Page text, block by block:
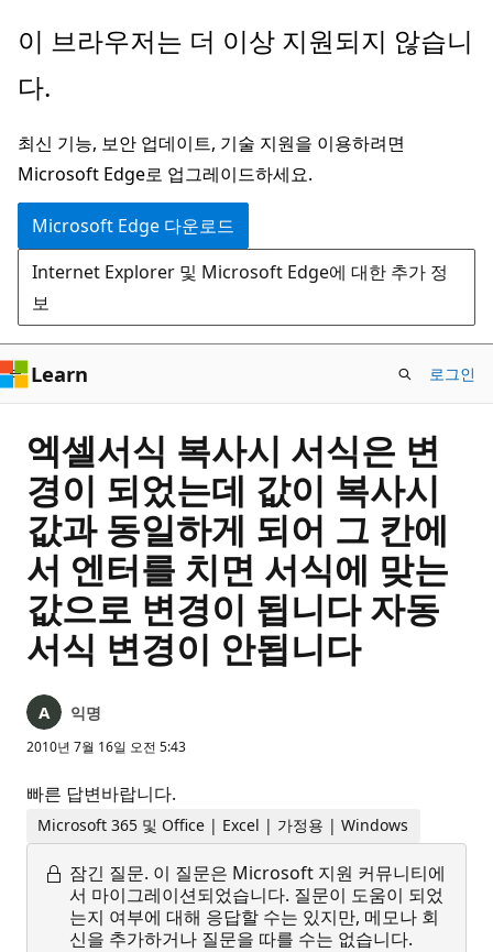
주
콘
츠
로
건
너
뛰
기
이 브라우저는 더 이상 지원되지 않습니
다.
최신 기능, 보안 업데이트, 기술 지원을 이용하려면
Microsoft Edge로 업그레이드하세요.
Microsoft Edge 다운로드
Internet Explorer 및 Microsoft Edge에 대한 추가 정
보
Learn 로그인
엑셀서식 복사시 서식은 변
경이 되었는데 값이 복사시
값과 동일하게 되어 그 칸에
서 엔터를 치면 서식에 맞는
값으로 변경이 됩니다 자동
서식 변경이 안됩니다
익명
2010년 7월 16일 오전 5:43
빠른 답변바랍니다.
Microsoft 365 및 Office | Excel | 가정용 | Windows
잠긴 질문. 이 질문은 Microsoft 지원 커뮤니티에
서 마이그레이션되었습니다. 질문이 도움이 되었
는지 여부에 대해 응답할 수는 있지만, 메모나 회
신을 추가하거나 질문을 따를 수는 없습니다.